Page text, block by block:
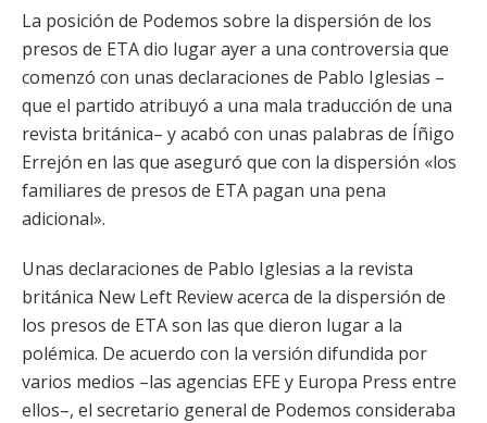
La posición de Podemos sobre la dispersión de los
presos de ETA dio lugar ayer a una controversia que
comenzó con unas declaraciones de Pablo Iglesias –
que el partido atribuyó a una mala traducción de una
revista británica– y acabó con unas palabras de Íñigo
Errejón en las que aseguró que con la dispersión «los
familiares de presos de ETA pagan una pena
adicional».
Unas declaraciones de Pablo Iglesias a la revista
británica New Left Review acerca de la dispersión de
los presos de ETA son las que dieron lugar a la
polémica. De acuerdo con la versión difundida por
varios medios –las agencias EFE y Europa Press entre
ellos–, el secretario general de Podemos consideraba